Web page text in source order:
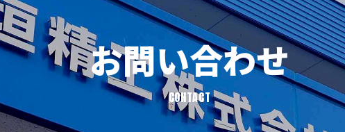
品質保証
CAE解析
製品紹介 募集
エン
お問い合わせ
CONTACT